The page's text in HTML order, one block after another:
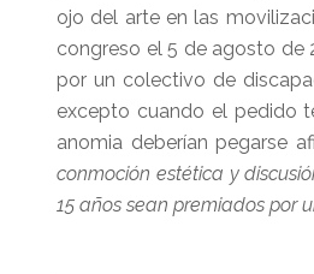
ojo del arte en las
congreso el 5 de agosto de
por un colectivo de
excepto cuando el pedido
anomia deberían pegarse
conmoción estética y
15 años sean premiados por